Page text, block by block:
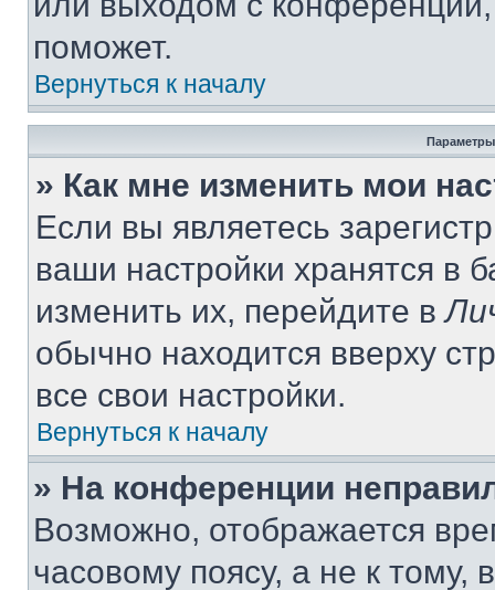
поможет.
Вернуться к началу
Параметры
» Как мне изменить мои
Если вы являетесь
ваши настройки хранятся в
изменить их, перейдите в
обычно находится вверху
все свои настройки.
Вернуться к началу
» На конференции
Возможно, отображается
часовому поясу, а не к тому,